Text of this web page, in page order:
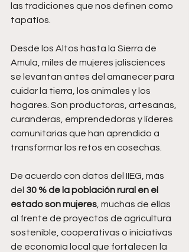
las tradiciones que nos definen como
tapatíos.
Desde los Altos hasta la Sierra de
Amula, miles de mujeres jalisciences
se levantan antes del amanecer para
cuidar la tierra, los animales y los
hogares. Son productoras, artesanas,
curanderas, emprendedoras y líderes
comunitarias que han aprendido a
transformar los retos en cosechas.
De acuerdo con datos del IIEG, más
del 30 % de la población rural en el
estado son mujeres , muchas de ellas
al frente de proyectos de agricultura
sostenible, cooperativas o iniciativas
de economía local que fortalecen la